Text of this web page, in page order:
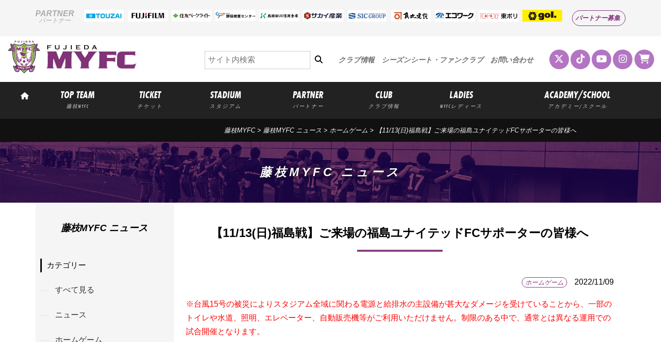
PARTNER
パートナー パートナー募集
クラブ情報 シーズンシート・ファンクラブ お問い合わせ
TOP TEAM
藤枝MYFC
TICKET
チケット
STADIUM
スタジアム
PARTNER
パートナー
CLUB
クラブ情報
LADIES
MYFCレディース
ACADEMY/SCHOOL
アカデミー/スクール
藤枝MYFC> 藤枝MYFC ニュース > ホームゲーム > 【11/13(日)福島戦】ご来場の福島ユナイテッドFCサポーターの皆様へ
藤枝MYFC ニュース
【11/13(日)福島戦】ご来場の福島ユナイテッドFCサポーターの皆様へ
ホームゲーム 2022/11/09
※台風15号の被災によりスタジアム全域に関わる電源と給排水の主設備が甚大なダメージを受けていることから、一部の
トイレや水道、照明、エレベーター、自動販売機等がご利用いただけません。制限のある中で、通常とは異なる運用での
試合開催となります。
藤枝MYFC ニュース
カテゴリー
すべて見る
ニュース
ホームゲーム